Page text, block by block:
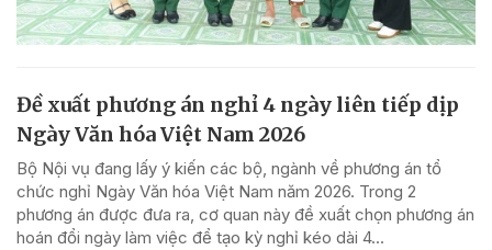
Đề xuất phương án nghỉ 4 ngày liên tiếp dịp
Ngày Văn hóa Việt Nam 2026
Bộ Nội vụ đang lấy ý kiến các bộ, ngành về phương án tổ
chức nghỉ Ngày Văn hóa Việt Nam năm 2026. Trong 2
phương án được đưa ra, cơ quan này đề xuất chọn phương án
hoán đổi ngày làm việc để tạo kỳ nghỉ kéo dài 4...